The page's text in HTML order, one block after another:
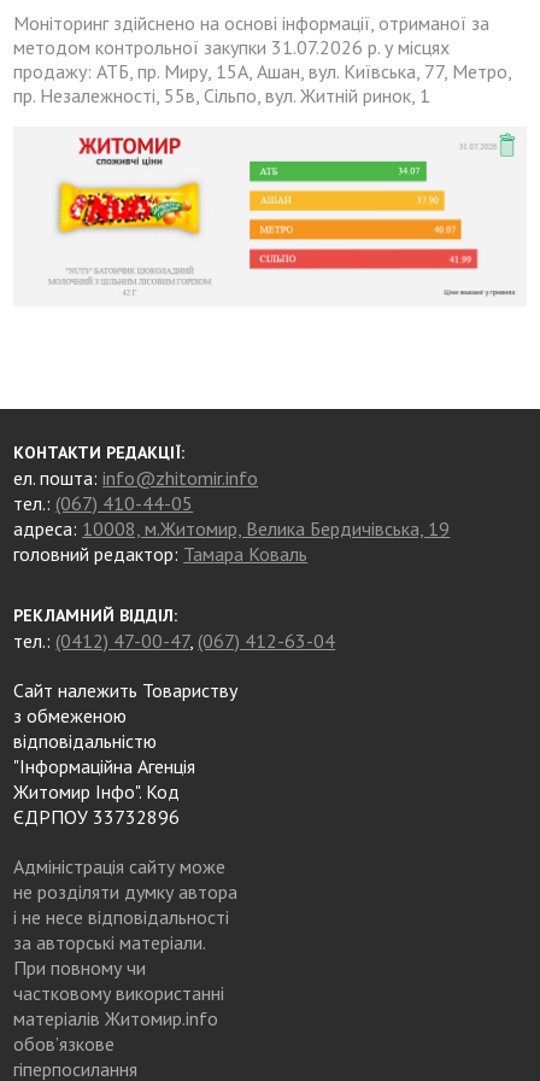
Моніторинг здійснено на основі інформації, отриманої за
методом контрольної закупки 31.07.2026 р. у місцях
продажу: АТБ, пр. Миру, 15А, Ашан, вул. Київська, 77, Метро,
пр. Незалежності, 55в, Сільпо, вул. Житній ринок, 1
КОНТАКТИ РЕДАКЦІЇ:
ел. пошта:info@zhitomir.info
тел.: (067) 410-44-05
адреса: 10008, м.Житомир, Велика Бердичівська, 19
головний редактор: Тамара Коваль
РЕКЛАМНИЙ ВІДДІЛ:
тел.: (0412) 47-00-47, (067) 412-63-04
Сайт належить Товариству
з обмеженою
відповідальністю
"Інформаційна Агенція
Житомир Інфо". Код
ЄДРПОУ 33732896
Адміністрація сайту може
не розділяти думку автора
і не несе відповідальності
за авторські матеріали.
При повному чи
частковому використанні
матеріалів Житомир.info
обов’язкове
гіперпосилання